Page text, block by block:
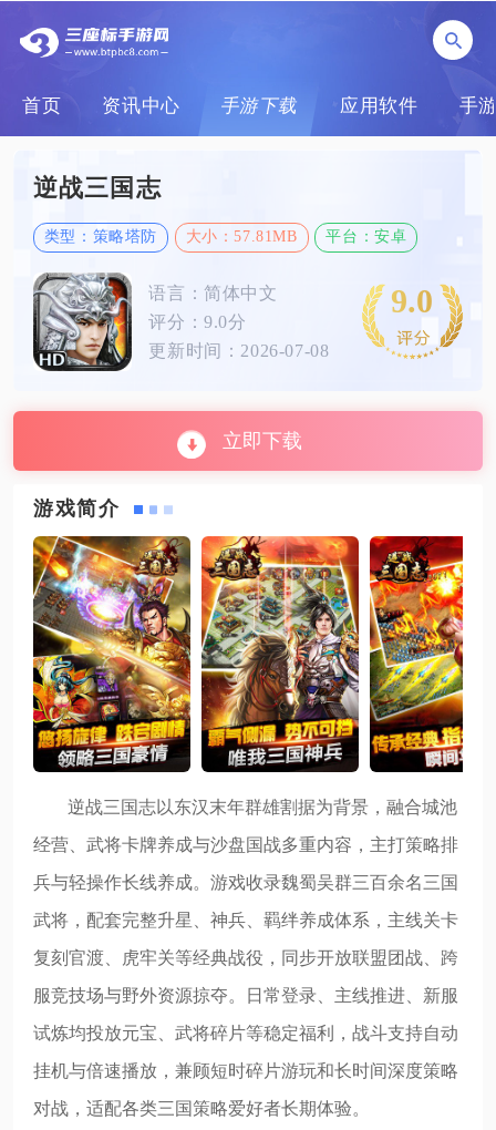
首页 资讯中心 手游下载 应用软件 手
逆战三国志
类型：策略塔防 大小：57.81MB 平台：安卓
语言：简体中文
评分：9.0分
更新时间：2026-07-08
9.0
立即下载
游戏简介
逆战三国志以东汉末年群雄割据为背景，融合城池
经营、武将卡牌养成与沙盘国战多重内容，主打策略排
兵与轻操作长线养成。游戏收录魏蜀吴群三百余名三国
武将，配套完整升星、神兵、羁绊养成体系，主线关卡
复刻官渡、虎牢关等经典战役，同步开放联盟团战、跨
服竞技场与野外资源掠夺。日常登录、主线推进、新服
试炼均投放元宝、武将碎片等稳定福利，战斗支持自动
挂机与倍速播放，兼顾短时碎片游玩和长时间深度策略
对战，适配各类三国策略爱好者长期体验。